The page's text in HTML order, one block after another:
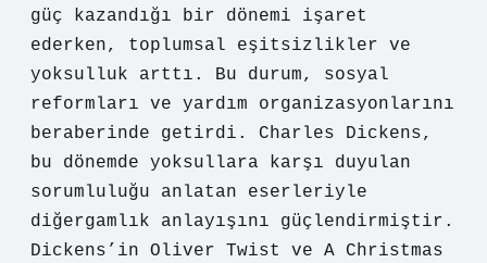
güç kazandığı bir dönemi işaret
ederken, toplumsal eşitsizlikler ve
yoksulluk arttı. Bu durum, sosyal
reformları ve yardım organizasyonlarını
beraberinde getirdi. Charles Dickens,
bu dönemde yoksullara karşı duyulan
sorumluluğu anlatan eserleriyle
diğergamlık anlayışını güçlendirmiştir.
Dickens’in Oliver Twist ve A Christmas